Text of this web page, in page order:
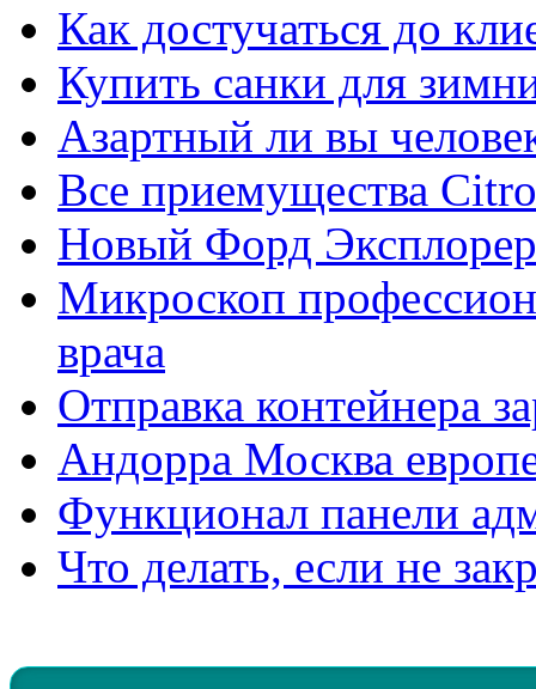
Как достучаться до
Купить санки для
Азартный ли вы
Все приемущества
Новый Форд
Микроскоп
врача
Отправка контейнера
Андорра Москва
Функционал панели
Что делать, если не